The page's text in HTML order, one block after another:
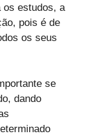
os estudos, a
pois é de
os seus
se
dando